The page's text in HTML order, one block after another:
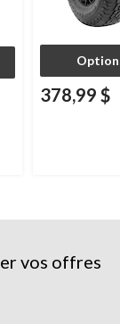
378,99 $
vos offres